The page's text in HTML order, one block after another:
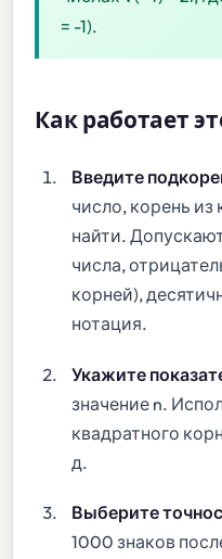
= -1).
Как работает
Введите
число, корень из
найти.
числа,
корней),
нотация.
Укажите
значение n.
квадратного
д.
Выберите
1000 знаков